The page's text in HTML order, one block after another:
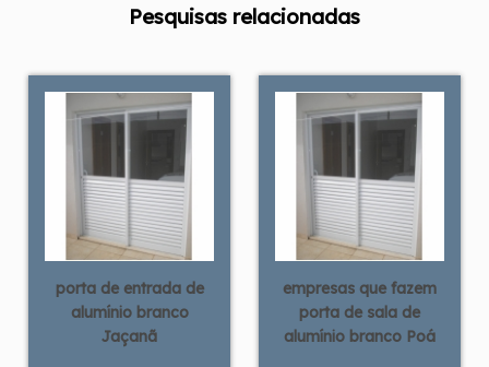
Pesquisas relacionadas
porta de entrada de
alumínio branco
Jaçanã
empresas que fazem
porta de sala de
alumínio branco Poá